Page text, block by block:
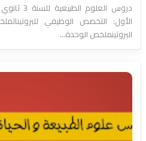
دروس
الأول: التخصص الوظيفي
البروتينملخص الوحدة...